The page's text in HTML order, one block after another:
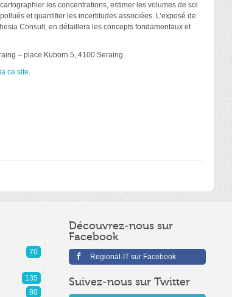
cartographier les concentrations, estimer les volumes de sol
pollués et quantifier les incertitudes associées. L’exposé de
Consult, en détaillera les concepts fondamentaux et
– place Kuborn 5, 4100 Seraing.
ce site.
Découvrez-nous sur
Facebook
Regional-IT sur Facebook
Suivez-nous sur Twitter
70
135
80